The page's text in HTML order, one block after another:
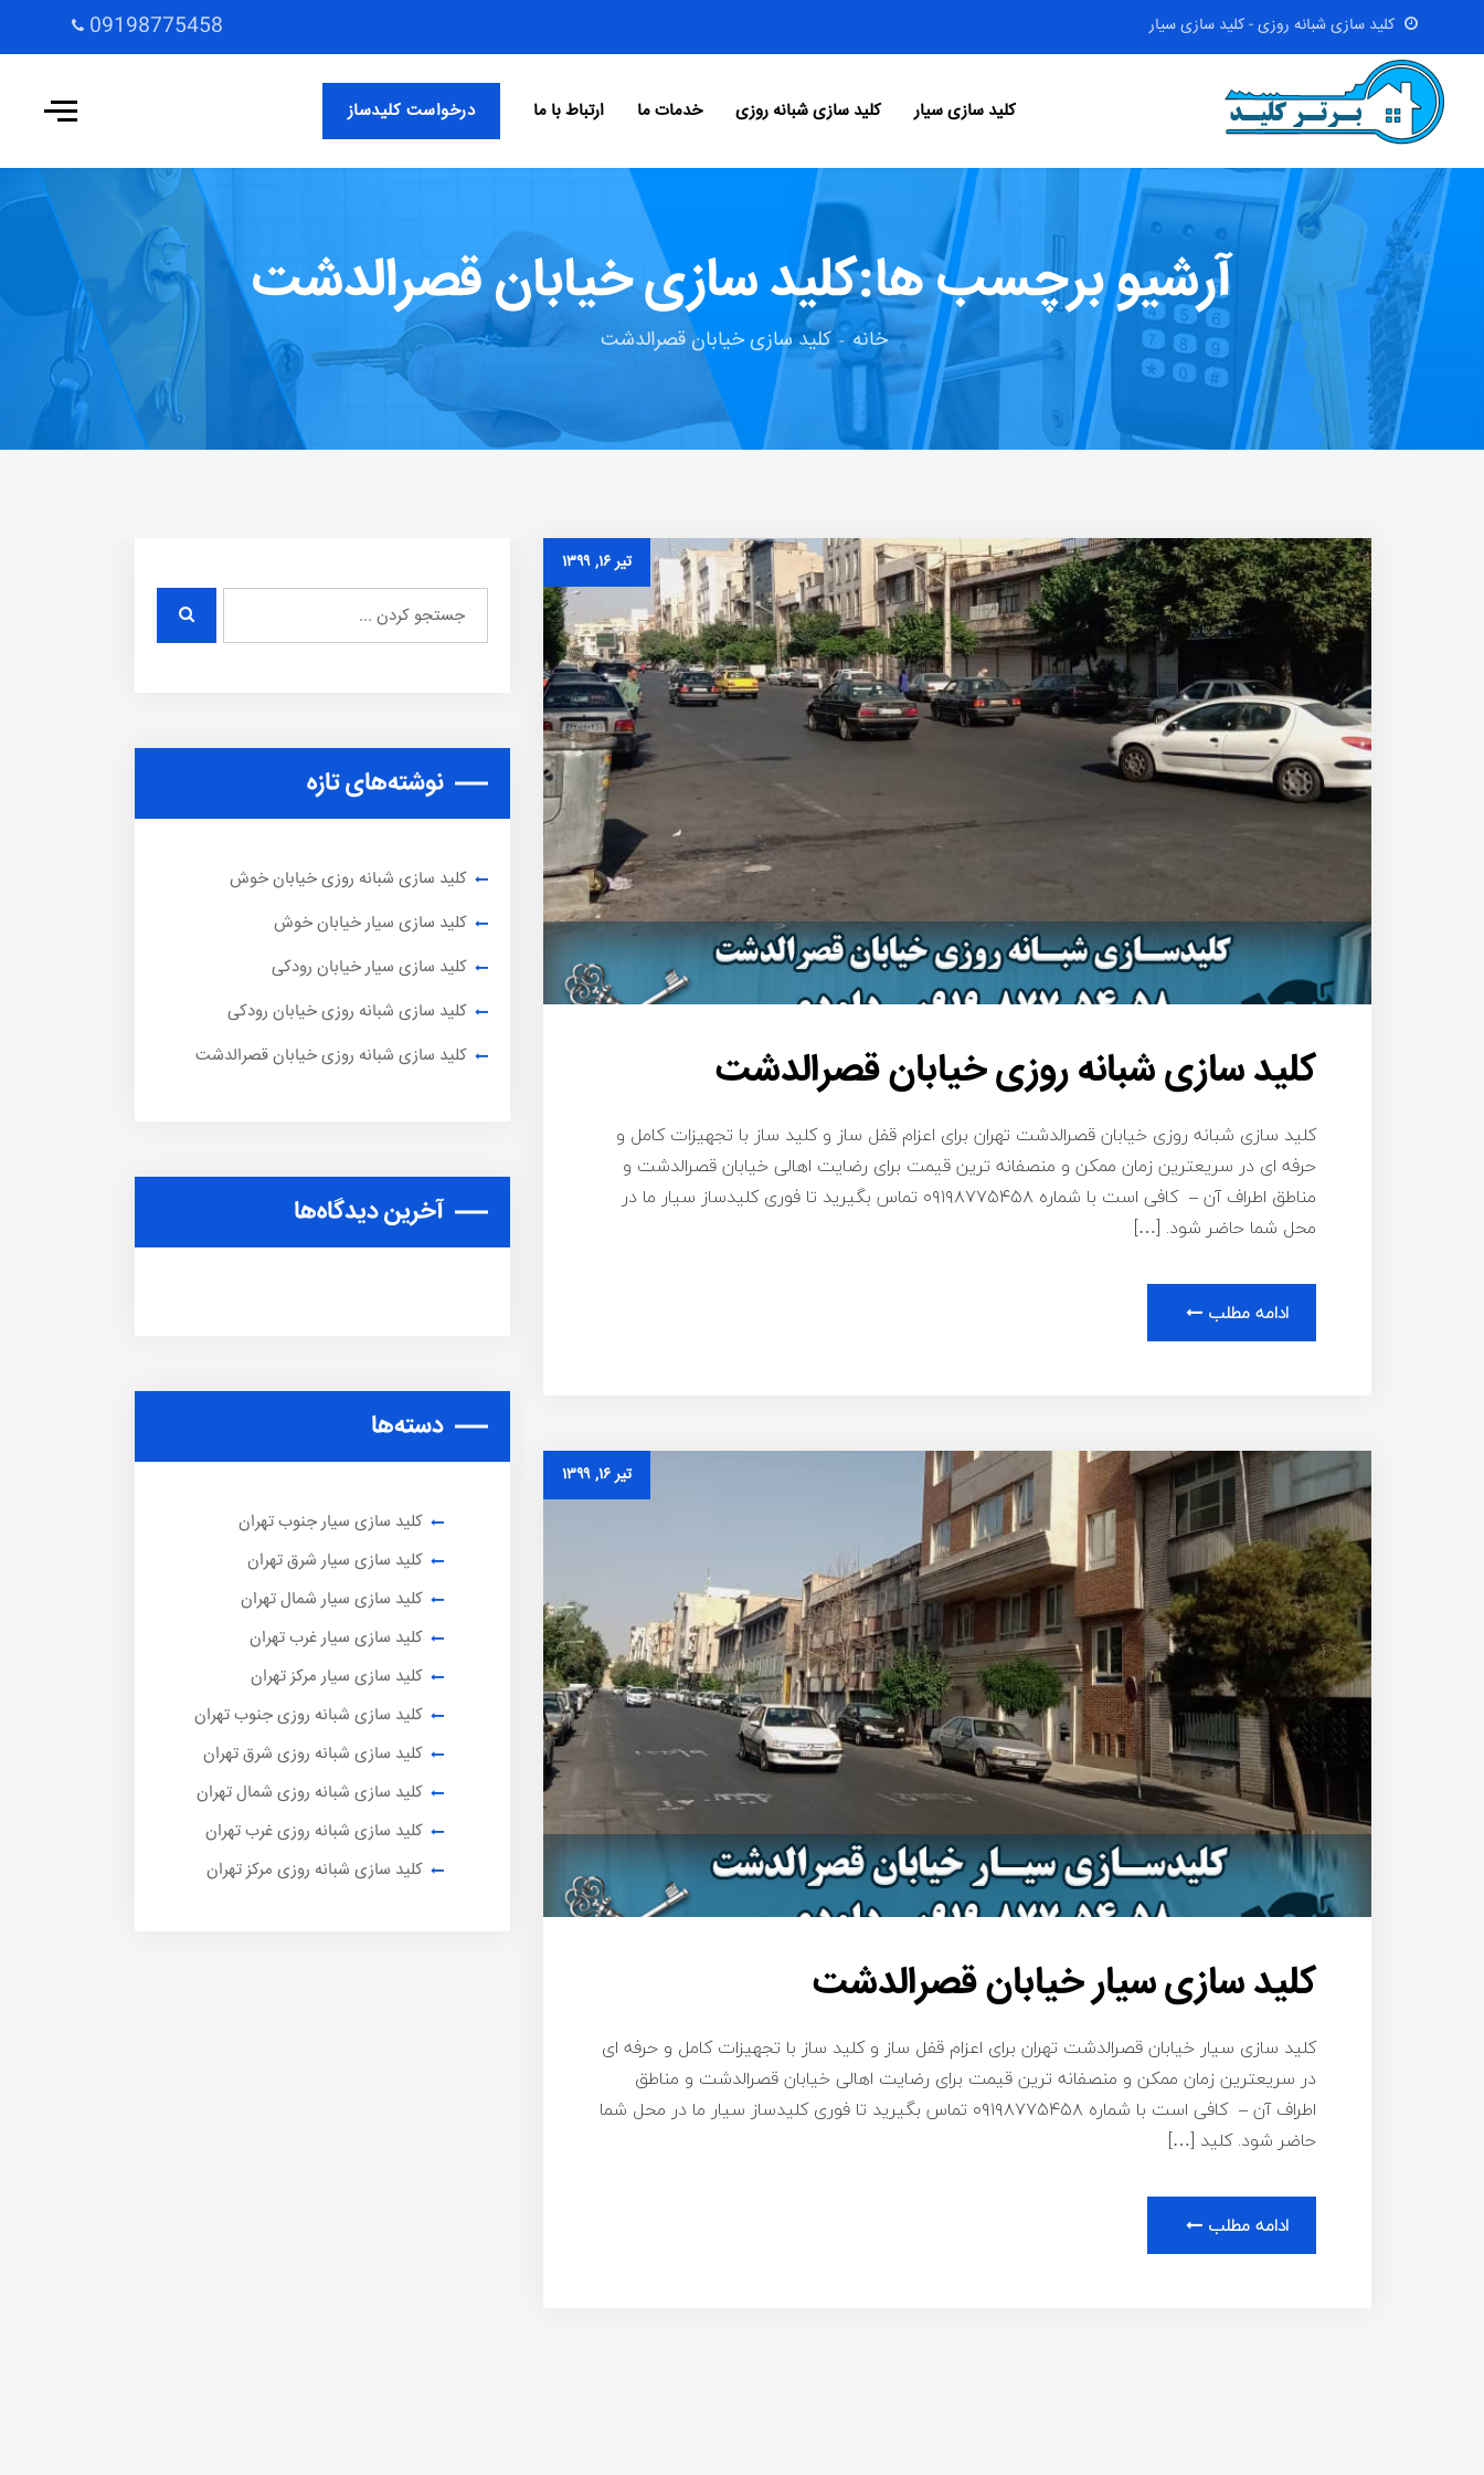
کلید سازی شبانه روزی - کلید سازی سیار 09198775458
کلید سازی سیار کلید سازی شبانه روزی خدمات ما ارتباط با ما درخواست کلیدساز
آرشیو برچسب ها:کلید سازی خیابان قصرالدشت
خانه کلید سازی خیابان قصرالدشت
تیر ۱۶, ۱۳۹۹
کلید سازی شبانه روزی خیابان قصرالدشت
کلید سازی شبانه روزی خیابان قصرالدشت تهران برای اعزام قفل ساز و کلید ساز با تجهیزات کامل و
حرفه ای در سریعترین زمان ممکن و منصفانه ترین قیمت برای رضایت اهالی خیابان قصرالدشت و
مناطق اطراف آن – کافی است با شماره ۰۹۱۹۸۷۷۵۴۵۸ تماس بگیرید تا فوری کلیدساز سیار ما در
محل شما حاضر شود. […]
ادامه مطلب
تیر ۱۶, ۱۳۹۹
کلید سازی سیار خیابان قصرالدشت
کلید سازی سیار خیابان قصرالدشت تهران برای اعزام قفل ساز و کلید ساز با تجهیزات کامل و حرفه ای
در سریعترین زمان ممکن و منصفانه ترین قیمت برای رضایت اهالی خیابان قصرالدشت و مناطق
اطراف آن – کافی است با شماره ۰۹۱۹۸۷۷۵۴۵۸ تماس بگیرید تا فوری کلیدساز سیار ما در محل شما
حاضر شود. کلید […]
ادامه مطلب
نوشته‌های تازه
کلید سازی شبانه روزی خیابان خوش
کلید سازی سیار خیابان خوش
کلید سازی سیار خیابان رودکی
کلید سازی شبانه روزی خیابان رودکی
کلید سازی شبانه روزی خیابان قصرالدشت
آخرین دیدگاه‌ها
دسته‌ها
کلید سازی سیار جنوب تهران
کلید سازی سیار شرق تهران
کلید سازی سیار شمال تهران
کلید سازی سیار غرب تهران
کلید سازی سیار مرکز تهران
کلید سازی شبانه روزی جنوب تهران
کلید سازی شبانه روزی شرق تهران
کلید سازی شبانه روزی شمال تهران
کلید سازی شبانه روزی غرب تهران
کلید سازی شبانه روزی مرکز تهران